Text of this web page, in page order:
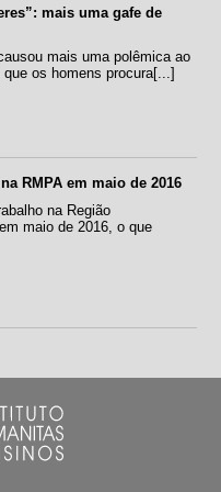
mais uma gafe de
mais uma polêmica ao
os homens procura[...]
RMPA em maio de 2016
na Região
maio de 2016, o que